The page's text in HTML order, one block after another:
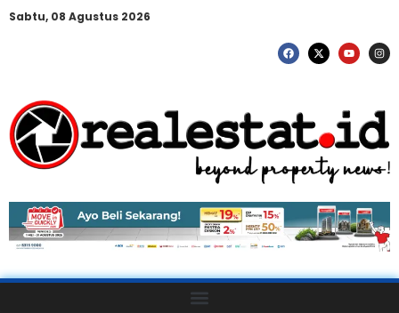
Sabtu, 08 Agustus 2026